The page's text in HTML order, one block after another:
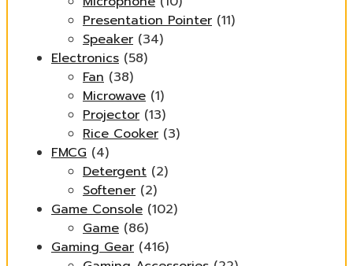
Presentation Pointer (11)
Speaker (34)
Electronics (58)
Fan (38)
Microwave (1)
Projector (13)
Rice Cooker (3)
FMCG (4)
Detergent (2)
Softener (2)
Game Console (102)
Game (86)
Gaming Gear (416)